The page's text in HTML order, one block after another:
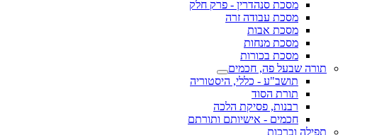
מסכת סנהדרין - פרק חלק
מסכת עבודה זרה
מסכת אבות
מסכת מנחות
מסכת בכורות
תורה שבעל פה, חכמים
תושב"ע - כללי, היסטוריה
תורת הסוד
רבנות, פסיקת הלכה
חכמים - אישיותם ותורתם
תפילה וברכות